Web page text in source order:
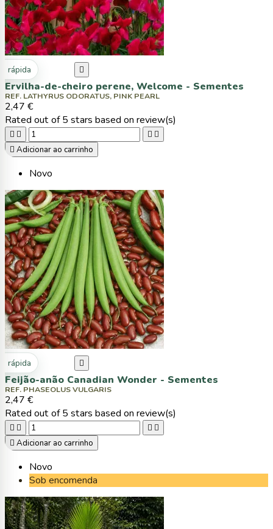
rápida 
Ervilha-de-cheiro perene, Welcome - Sementes
REF. LATHYRUS ODORATUS, PINK PEARL
2,47 €
Rated out of 5 stars based on review(s)
   
 Adicionar ao carrinho
Novo
rápida 
Feijão-anão Canadian Wonder - Sementes
REF. PHASEOLUS VULGARIS
2,47 €
Rated out of 5 stars based on review(s)
   
 Adicionar ao carrinho
Novo
Sob encomenda